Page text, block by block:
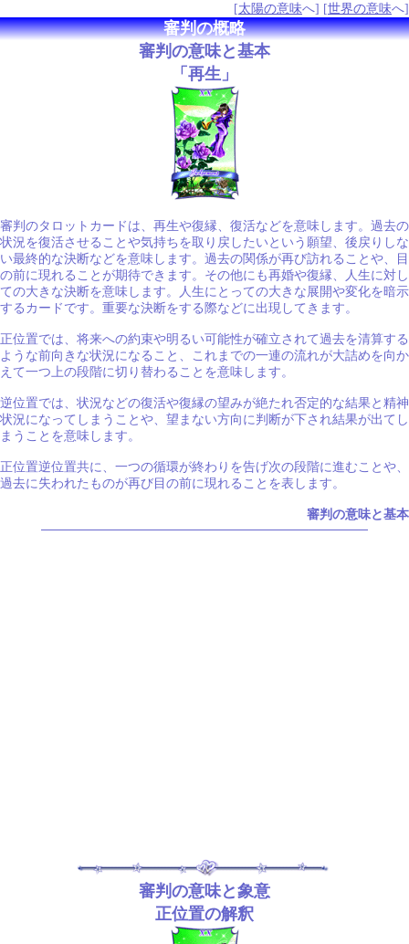
[太陽の意味へ] [世界の意味へ]
審判の概略
審判の意味と基本
「再生」
審判のタロットカードは、再生や復縁、復活などを意味します。過去の
状況を復活させることや気持ちを取り戻したいという願望、後戻りしな
い最終的な決断などを意味します。過去の関係が再び訪れることや、目
の前に現れることが期待できます。その他にも再婚や復縁、人生に対し
ての大きな決断を意味します。人生にとっての大きな展開や変化を暗示
するカードです。重要な決断をする際などに出現してきます。
正位置では、将来への約束や明るい可能性が確立されて過去を清算する
ような前向きな状況になること、これまでの一連の流れが大詰めを向か
えて一つ上の段階に切り替わることを意味します。
逆位置では、状況などの復活や復縁の望みが絶たれ否定的な結果と精神
状況になってしまうことや、望まない方向に判断が下され結果が出てし
まうことを意味します。
正位置逆位置共に、一つの循環が終わりを告げ次の段階に進むことや、
過去に失われたものが再び目の前に現れることを表します。
審判の意味と基本
審判の意味と象意
正位置の解釈